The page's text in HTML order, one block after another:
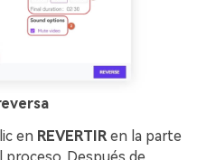
en REVERTIRen la parte